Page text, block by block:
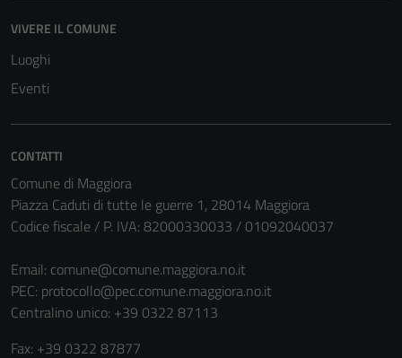
VIVERE IL COMUNE
Luoghi
Eventi
CONTATTI
Comune di Maggiora
Piazza Caduti di tutte le guerre 1, 28014 Maggiora
Codice fiscale / P. IVA: 82000330033 / 01092040037
Email: comune@comune.maggiora.no.it
PEC: protocollo@pec.comune.maggiora.no.it
Centralino unico: +39 0322 87113
Fax: +39 0322 87877